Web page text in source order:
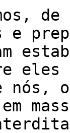
eles
nós,